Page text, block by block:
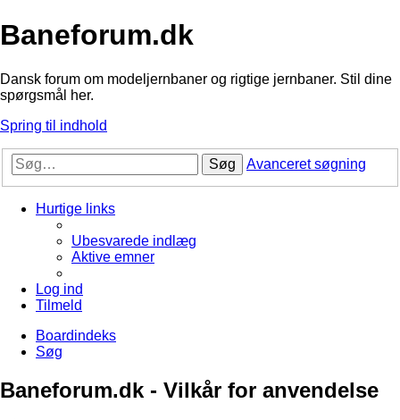
Baneforum.dk
Dansk forum om modeljernbaner og rigtige jernbaner. Stil dine
spørgsmål her.
Spring til indhold
Søg Avanceret søgning
Hurtige links
Ubesvarede indlæg
Aktive emner
Log ind
Tilmeld
Boardindeks
Søg
Baneforum.dk - Vilkår for anvendelse